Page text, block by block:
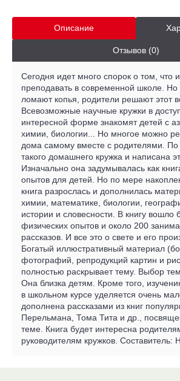
Описание
Отзывов (0)
Сегодня идет много спорок о том, что
преподавать в современной школе. Но
ломают копья, родители решают этот
Всевозможные научные кружки в
интересной форме знакомят детей с
химии, биологии... Но многое можно
дома самому вместе с родителями.
такого домашнего кружка и написана
Изначально она задумывалась как
опытов для детей. Но по мере
книга разрослась и дополнилась
химии, математике, биологии,
истории и словесности. В книгу вошло
физических опытов и около 200
рассказов. И все это о свете и его
Богатый иллюстративный материал
фотографий, репродукций картин и
полностью раскрывает тему. Выбор
Она близка детям. Кроме того,
в школьном курсе уделяется очень
дополнена рассказами из книг
Перельмана, Тома Тита и др.,
теме. Книга будет интересна
руководителям кружков. Составитель: